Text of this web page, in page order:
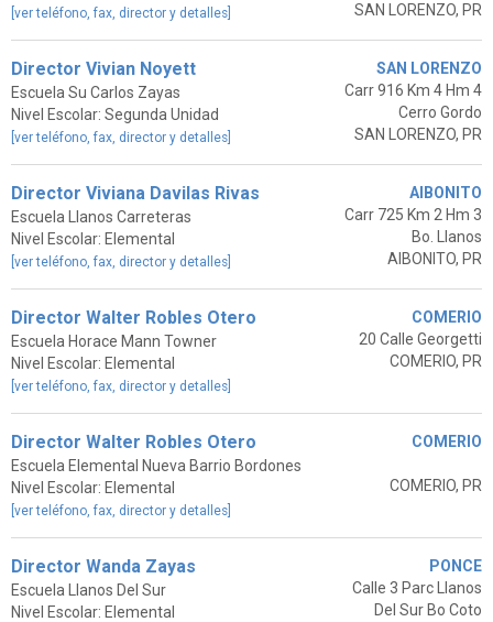
[ver teléfono, fax, director y detalles]
SAN LORENZO, PR
Director Vivian Noyett
Escuela Su Carlos Zayas
Nivel Escolar: Segunda Unidad
[ver teléfono, fax, director y detalles]
SAN LORENZO
Carr 916 Km 4 Hm 4
Cerro Gordo
SAN LORENZO, PR
Director Viviana Davilas Rivas
Escuela Llanos Carreteras
Nivel Escolar: Elemental
[ver teléfono, fax, director y detalles]
AIBONITO
Carr 725 Km 2 Hm 3
Bo. Llanos
AIBONITO, PR
Director Walter Robles Otero
Escuela Horace Mann Towner
Nivel Escolar: Elemental
[ver teléfono, fax, director y detalles]
COMERIO
20 Calle Georgetti
COMERIO, PR
Director Walter Robles Otero
Escuela Elemental Nueva Barrio Bordones
Nivel Escolar: Elemental
[ver teléfono, fax, director y detalles]
COMERIO
COMERIO, PR
Director Wanda Zayas
Escuela Llanos Del Sur
Nivel Escolar: Elemental
PONCE
Calle 3 Parc Llanos
Del Sur Bo Coto